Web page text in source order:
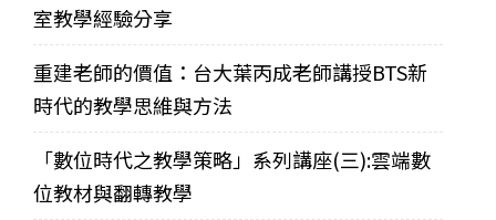
室教學經驗分享
重建老師的價值：台大葉丙成老師講授BTS新
時代的教學思維與方法
「數位時代之教學策略」系列講座(三):雲端數
位教材與翻轉教學